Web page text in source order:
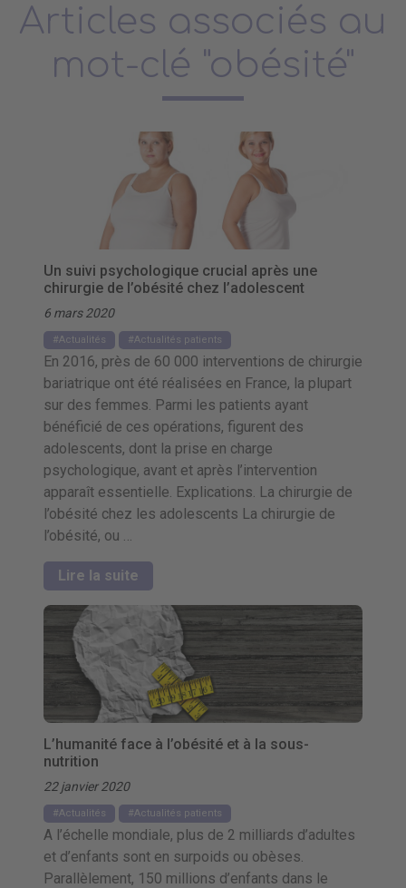
Articles associés au
mot-clé "obésité"
Un suivi psychologique crucial après une
chirurgie de l’obésité chez l’adolescent
6 mars 2020
Actualités Actualités patients
En 2016, près de 60 000 interventions de chirurgie
bariatrique ont été réalisées en France, la plupart
sur des femmes. Parmi les patients ayant
bénéficié de ces opérations, figurent des
adolescents, dont la prise en charge
psychologique, avant et après l’intervention
apparaît essentielle. Explications. La chirurgie de
l’obésité chez les adolescents La chirurgie de
l’obésité, ou …
Lire la suite
L’humanité face à l’obésité et à la sous-
nutrition
22 janvier 2020
Actualités Actualités patients
A l’échelle mondiale, plus de 2 milliards d’adultes
et d’enfants sont en surpoids ou obèses.
Parallèlement, 150 millions d’enfants dans le